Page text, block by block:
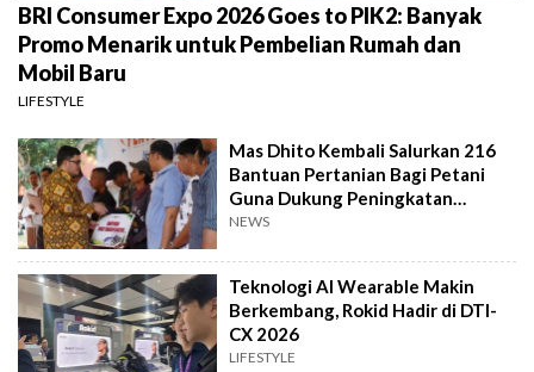
BRI Consumer Expo 2026 Goes to PIK2: Banyak
Promo Menarik untuk Pembelian Rumah dan
Mobil Baru
LIFESTYLE
Mas Dhito Kembali Salurkan 216
Bantuan Pertanian Bagi Petani
Guna Dukung Peningkatan
Produksi
NEWS
Teknologi AI Wearable Makin
Berkembang, Rokid Hadir di DTI-
CX 2026
LIFESTYLE